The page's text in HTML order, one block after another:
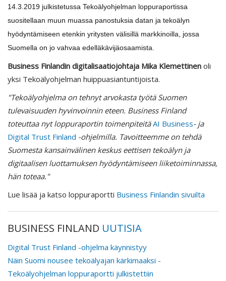
14.3.2019 julkistetussa Tekoälyohjelman loppuraportissa
suositellaan muun muassa panostuksia datan ja tekoälyn
hyödyntämiseen etenkin yritysten välisillä markkinoilla, jossa
Suomella on jo vahvaa edelläkävijäosaamista.
Business Finlandin digitalisaatiojohtaja Mika Klemettinen oli
yksi Tekoälyohjelman huippuasiantuntijoista.
"Tekoälyohjelma on tehnyt arvokasta työtä Suomen
tulevaisuuden hyvinvoinnin eteen. Business Finland
toteuttaa nyt loppuraportin toimenpiteitäAI Business- ja
Digital Trust Finland -ohjelmilla. Tavoitteemme on tehdä
Suomesta kansainvälinen keskus eettisen tekoälyn ja
digitaalisen luottamuksen hyödyntämiseen liiketoiminnassa,
hän toteaa."
Lue lisää ja katso loppuraportti Business Finlandin sivuilta
BUSINESS FINLAND UUTISIA
Digital Trust Finland -ohjelma käynnistyy
Näin Suomi nousee tekoälyajan kärkimaaksi -
Tekoälyohjelman loppuraportti julkistettiin